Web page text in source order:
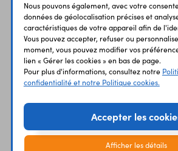
UNE QUESTION?
UN CONSEIL?
PAIEMENT
SÉCURISÉ
ÉTABLISSEMENTS
SCOLAIRES
Nous pouvons également, avec votre
données de géolocalisation précises et
caractéristiques de votre appareil afin de
Vous pouvez accepter, refuser ou
moment, vous pouvez modifier vos
lien « Gérer les cookies » en bas de page.
Pour plus d'informations, consultez notre
confidentialité et notre Politique cookies.
Accepter les
Afficher les détails